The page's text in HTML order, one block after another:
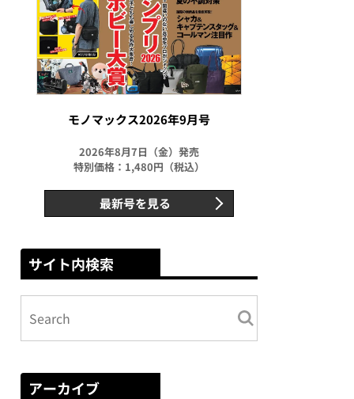
モノマックス2026年9月号
2026年8月7日（金）発売
特別価格：1,480円（税込）
最新号を見る
サイト内検索
アーカイブ